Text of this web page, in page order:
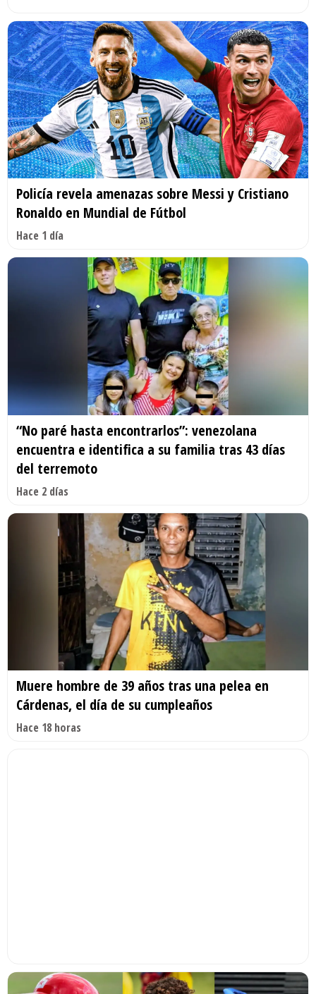
Policía revela amenazas sobre Messi y Cristiano
Ronaldo en Mundial de Fútbol
Hace 1 día
“No paré hasta encontrarlos”: venezolana
encuentra e identifica a su familia tras 43 días
del terremoto
Hace 2 días
Muere hombre de 39 años tras una pelea en
Cárdenas, el día de su cumpleaños
Hace 18 horas